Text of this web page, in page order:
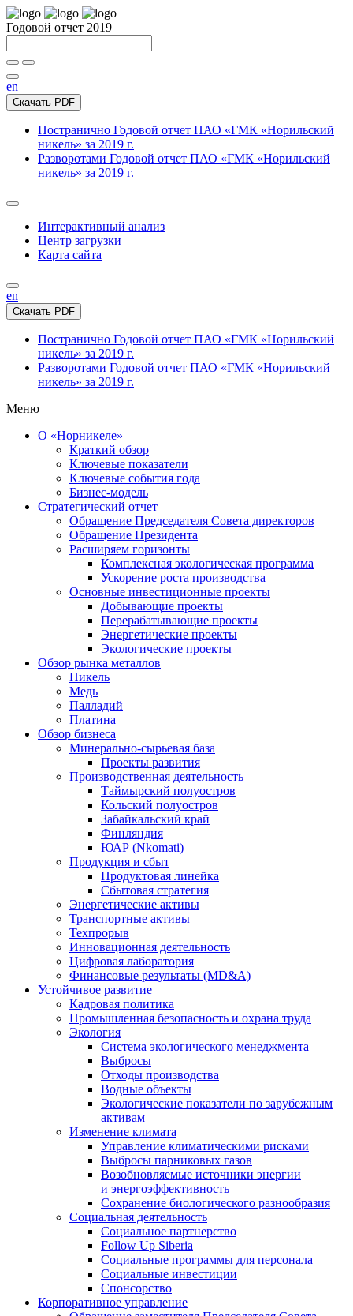
Годовой отчет 2019
en
Скачать PDF
Постранично Годовой отчет ПАО «ГМК «Норильский
никель» за 2019 г.
Разворотами Годовой отчет ПАО «ГМК «Норильский
никель» за 2019 г.
Интерактивный анализ
Центр загрузки
Карта сайта
en
Скачать PDF
Постранично Годовой отчет ПАО «ГМК «Норильский
никель» за 2019 г.
Разворотами Годовой отчет ПАО «ГМК «Норильский
никель» за 2019 г.
Меню
О «Норникеле»
Краткий обзор
Ключевые показатели
Ключевые события года
Бизнес-модель
Стратегический отчет
Обращение Председателя Совета директоров
Обращение Президента
Расширяем горизонты
Комплексная экологическая программа
Ускорение роста производства
Основные инвестиционные проекты
Добывающие проекты
Перерабатывающие проекты
Энергетические проекты
Экологические проекты
Обзор рынка металлов
Никель
Медь
Палладий
Платина
Обзор бизнеса
Минерально-сырьевая база
Проекты развития
Производственная деятельность
Таймырский полуостров
Кольский полуостров
Забайкальский край
Финляндия
ЮАР (Nkomati)
Продукция и сбыт
Продуктовая линейка
Сбытовая стратегия
Энергетические активы
Транспортные активы
Техпрорыв
Инновационная деятельность
Цифровая лаборатория
Финансовые результаты (MD&A)
Устойчивое развитие
Кадровая политика
Промышленная безопасность и охрана труда
Экология
Система экологического менеджмента
Выбросы
Отходы производства
Водные объекты
Экологические показатели по зарубежным
активам
Изменение климата
Управление климатическими рисками
Выбросы парниковых газов
Возобновляемые источники энергии
и энергоэффективность
Сохранение биологического разнообразия
Социальная деятельность
Социальное партнерство
Follow Up Siberia
Социальные программы для персонала
Социальные инвестиции
Спонсорство
Корпоративное управление